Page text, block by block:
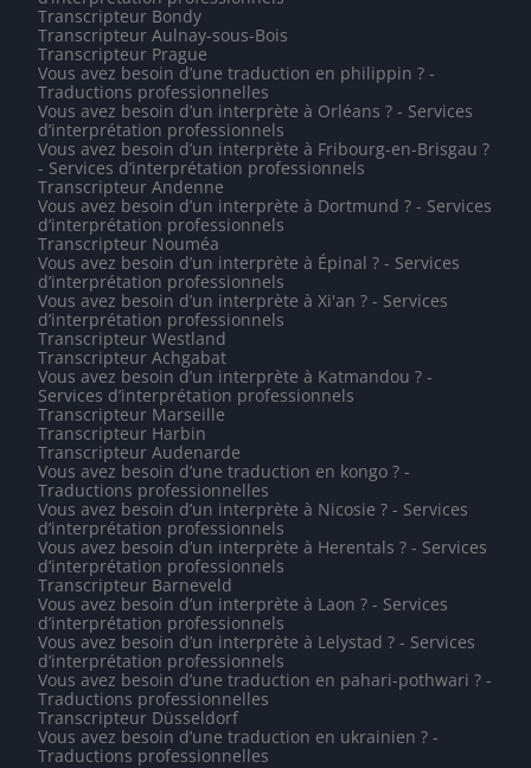
Transcripteur Bondy
Transcripteur Aulnay-sous-Bois
Transcripteur Prague
Vous avez besoin d’une traduction en philippin ? -
Traductions professionnelles
Vous avez besoin d’un interprète à Orléans ? - Services
d’interprétation professionnels
Vous avez besoin d’un interprète à Fribourg-en-Brisgau ?
- Services d’interprétation professionnels
Transcripteur Andenne
Vous avez besoin d’un interprète à Dortmund ? - Services
d’interprétation professionnels
Transcripteur Nouméa
Vous avez besoin d’un interprète à Épinal ? - Services
d’interprétation professionnels
Vous avez besoin d’un interprète à Xi'an ? - Services
d’interprétation professionnels
Transcripteur Westland
Transcripteur Achgabat
Vous avez besoin d’un interprète à Katmandou ? -
Services d’interprétation professionnels
Transcripteur Marseille
Transcripteur Harbin
Transcripteur Audenarde
Vous avez besoin d’une traduction en kongo ? -
Traductions professionnelles
Vous avez besoin d’un interprète à Nicosie ? - Services
d’interprétation professionnels
Vous avez besoin d’un interprète à Herentals ? - Services
d’interprétation professionnels
Transcripteur Barneveld
Vous avez besoin d’un interprète à Laon ? - Services
d’interprétation professionnels
Vous avez besoin d’un interprète à Lelystad ? - Services
d’interprétation professionnels
Vous avez besoin d’une traduction en pahari-pothwari ? -
Traductions professionnelles
Transcripteur Düsseldorf
Vous avez besoin d’une traduction en ukrainien ? -
Traductions professionnelles